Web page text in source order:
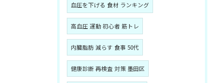
血圧を下げる 食材 ランキング
高血圧 運動 初心者 筋トレ
内臓脂肪 減らす 食事 50代
健康診断 再検査 対策 墨田区